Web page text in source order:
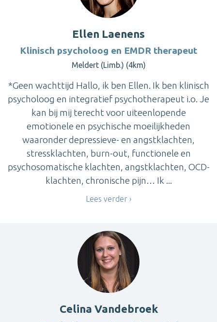
Ellen Laenens
Klinisch psycholoog en EMDR therapeut
Meldert (Limb.) (4km)
*Geen wachttijd Hallo, ik ben Ellen. Ik ben klinisch
psycholoog en integratief psychotherapeut i.o. Je
kan bij mij terecht voor uiteenlopende
emotionele en psychische moeilijkheden
waaronder depressieve- en angstklachten,
stressklachten, burn-out, functionele en
psychosomatische klachten, angstklachten, OCD-
klachten, chronische pijn… Ik ...
Lees verder
Celina Vandebroek